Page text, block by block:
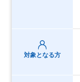
対象となる方